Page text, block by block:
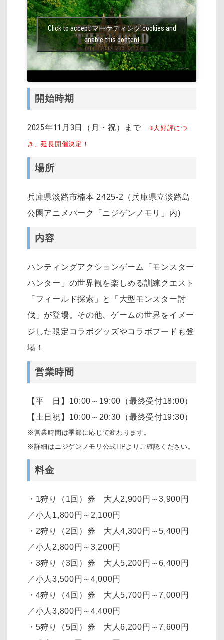
Click to accept マーケティング cookies and
enable this content
開始時期
2025年11月3日（月・祝）まで ※大好評につ
き、延長開催決定！
場所
兵庫県淡路市楠本 2425-2（兵庫県立淡路島
公園アニメパーク「ニジゲンノモリ」内)
内容
ハンティングアクションゲーム「モンスター
ハンター」の世界観を楽しめる訓練クエスト
「フィールド探索」と「大型モンスター討
伐」が登場。その他、ゲームの世界をイメー
ジした限定コラボグッズやコラボフードも登
場！
営業時間
【平 日】10:00～19:00（最終受付18:00）
【土日祝】10:00～20:30（最終受付19:30）
※営業時間は季節に応じて変わります。
※詳細はニジゲンノモリ公式HPよりご確認ください。
料金
・1狩り（1回）券 大人2,900円～3,900円
／小人1,800円～2,100円
・2狩り（2回）券 大人4,300円～5,400円
／小人2,800円～3,200円
・3狩り（3回）券 大人5,200円～6,400円
／小人3,500円～4,000円
・4狩り（4回）券 大人5,700円～7,000円
／小人3,800円～4,400円
・5狩り（5回）券 大人6,200円～7,600円